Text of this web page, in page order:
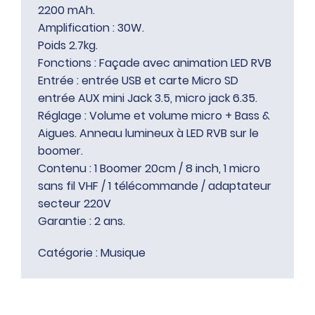
2200 mAh.
Amplification : 30W.
Poids 2.7kg.
Fonctions : Façade avec animation LED RVB
Entrée : entrée USB et carte Micro SD
entrée AUX mini Jack 3.5, micro jack 6.35.
Réglage : Volume et volume micro + Bass &
Aigues. Anneau lumineux à LED RVB sur le
boomer.
Contenu : 1 Boomer 20cm / 8 inch, 1 micro
sans fil VHF / 1 télécommande / adaptateur
secteur 220V
Garantie : 2 ans.
Catégorie :Musique